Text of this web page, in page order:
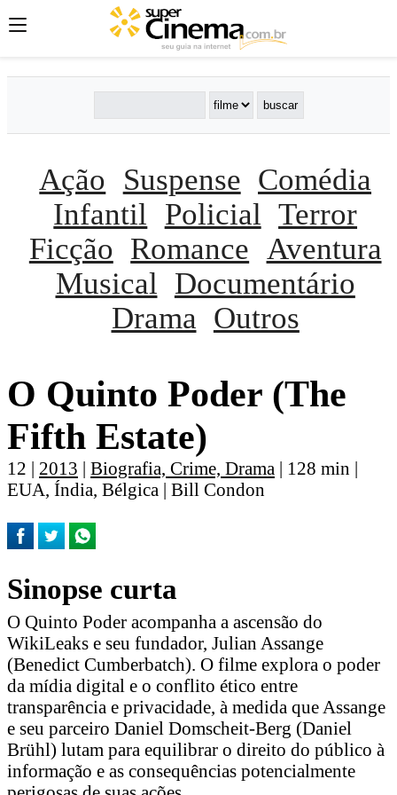
Ação Suspense Comédia
Infantil
Policial Terror
Ficção Romance Aventura
Musical
Documentário
Drama Outros
O Quinto Poder (The
Fifth Estate)
12 | 2013 | Biografia, Crime, Drama | 128 min |
EUA, Índia, Bélgica | Bill Condon
Sinopse curta
O Quinto Poder acompanha a ascensão do
WikiLeaks e seu fundador, Julian Assange
(Benedict Cumberbatch). O filme explora o poder
da mídia digital e o conflito ético entre
transparência e privacidade, à medida que Assange
e seu parceiro Daniel Domscheit-Berg (Daniel
Brühl) lutam para equilibrar o direito do público à
informação e as consequências potencialmente